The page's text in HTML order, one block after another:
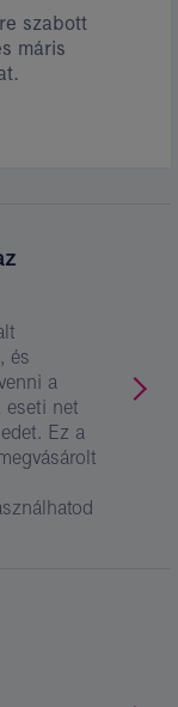
szabott
máris
és
a
eseti net
Ez a